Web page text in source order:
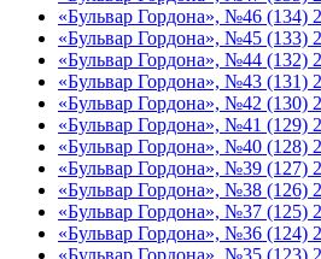
«Бульвар Гордона», №46 (134)
«Бульвар Гордона», №45 (133)
«Бульвар Гордона», №44 (132)
«Бульвар Гордона», №43 (131)
«Бульвар Гордона», №42 (130)
«Бульвар Гордона», №41 (129)
«Бульвар Гордона», №40 (128)
«Бульвар Гордона», №39 (127)
«Бульвар Гордона», №38 (126)
«Бульвар Гордона», №37 (125)
«Бульвар Гордона», №36 (124)
«Бульвар Гордона», №35 (123)